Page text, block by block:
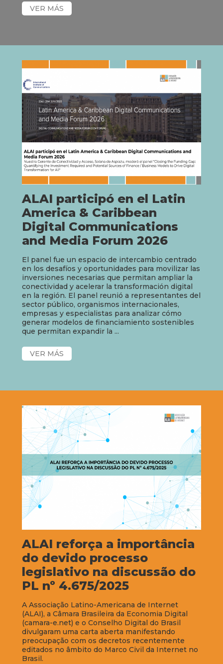
ALAI participó en el Latin
America & Caribbean
Digital Communications
and Media Forum 2026
El panel fue un espacio de intercambio centrado
en los desafíos y oportunidades para movilizar las
inversiones necesarias que permitan ampliar la
conectividad y acelerar la transformación digital
en la región. El panel reunió a representantes del
sector público, organismos internacionales,
empresas y especialistas para analizar cómo
generar modelos de financiamiento sostenibles
que permitan expandir la ...
ALAI reforça a importância
do devido processo
legislativo na discussão do
PL nº 4.675/2025
A Associação Latino-Americana de Internet
(ALAI), a Câmara Brasileira da Economia Digital
(camara-e.net) e o Conselho Digital do Brasil
divulgaram uma carta aberta manifestando
preocupação com os decretos recentemente
editados no âmbito do Marco Civil da Internet no
Brasil.